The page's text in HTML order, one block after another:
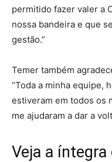
permitido fazer valer a
nossa bandeira e que
gestão.”
Temer também
“Toda a minha equipe,
estiveram em todos os
me ajudaram a dar a
Veja a